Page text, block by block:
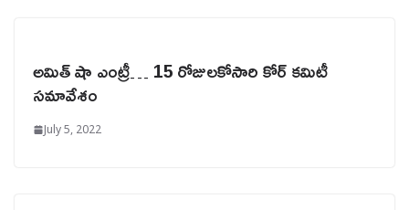
అమిత్ షా ఎంట్రీ… 15 రోజులకోసారి కోర్ కమిటీ
సమావేశం
July 5, 2022